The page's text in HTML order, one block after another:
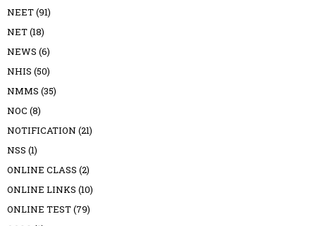
NEET(91)
NET(18)
NEWS (6)
NHIS (50)
NMMS (35)
NOC (8)
NOTIFICATION (21)
NSS (1)
ONLINE CLASS (2)
ONLINE LINKS (10)
ONLINE TEST(79)